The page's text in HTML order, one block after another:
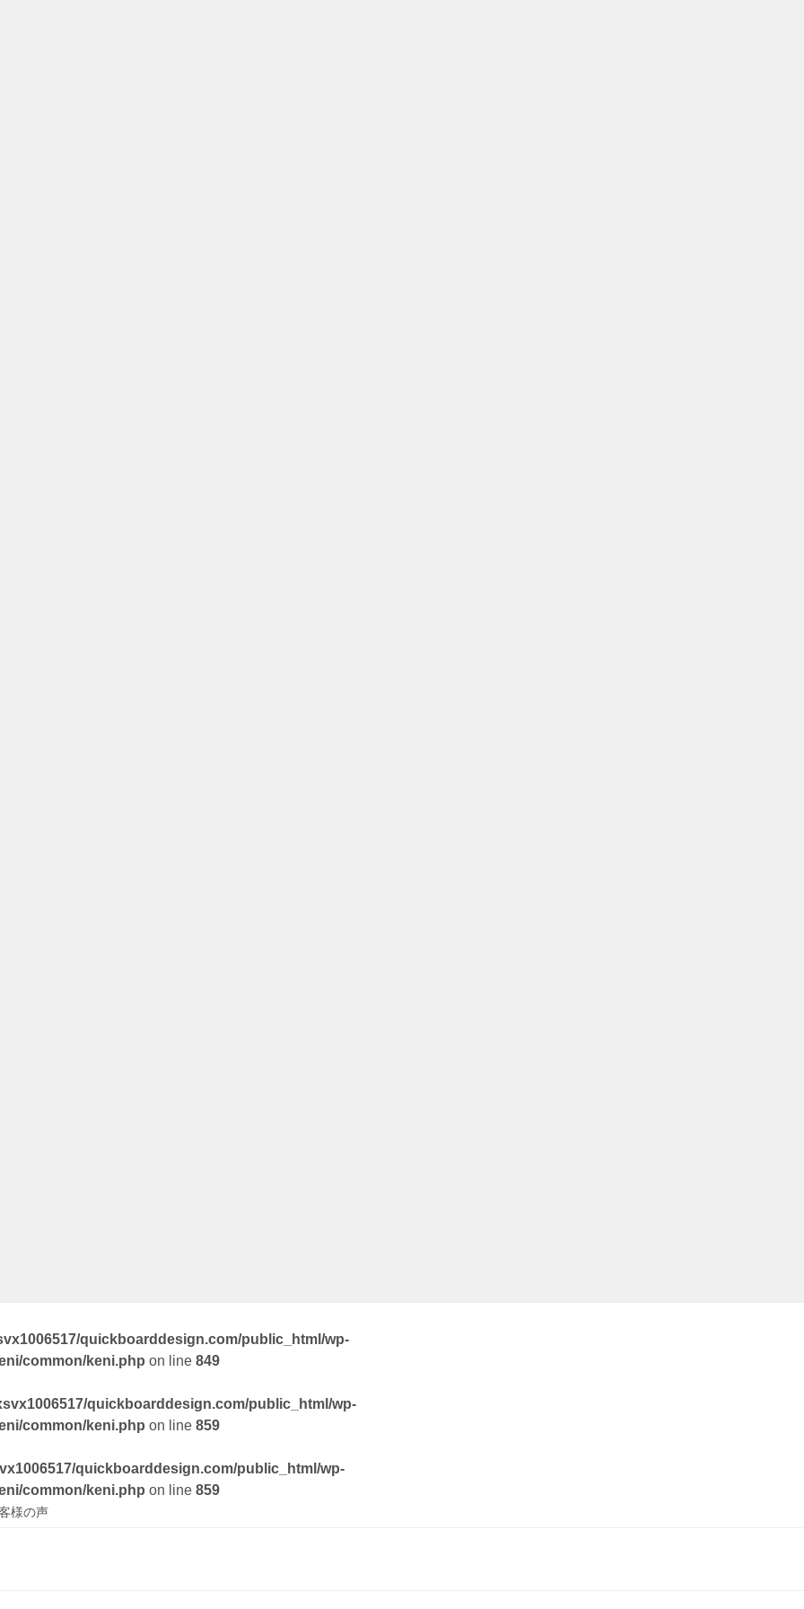
quickboarddesign.com/public_html/wp-
common/keni.php on line 849
quickboarddesign.com/public_html/wp-
common/keni.php on line 859
quickboarddesign.com/public_html/wp-
common/keni.php on line 859
様の声